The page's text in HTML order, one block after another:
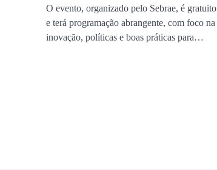
O evento, organizado pelo Sebrae, é gratuito
e terá programação abrangente, com foco na
inovação, políticas e boas práticas para…